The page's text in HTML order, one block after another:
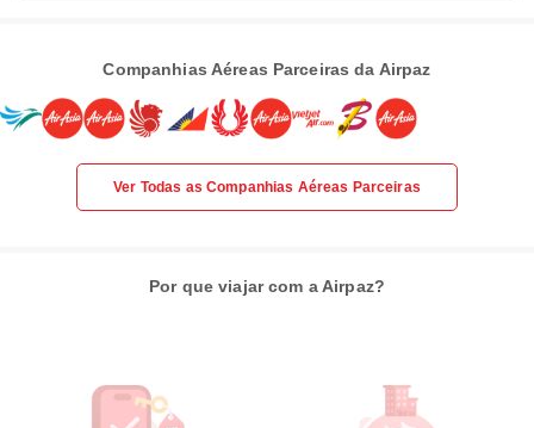
Companhias Aéreas Parceiras da Airpaz
Ver Todas as Companhias Aéreas Parceiras
Por que viajar com a Airpaz?